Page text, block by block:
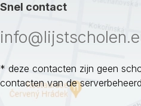
Snel contact
* deze contacten zijn geen
contacten van de